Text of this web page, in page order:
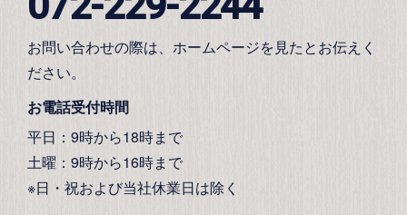
お問い合わせの際は、ホームページを見たとお伝えく
ださい。
お電話受付時間
平日：9時から18時まで
土曜：9時から16時まで
※日・祝および当社休業日は除く